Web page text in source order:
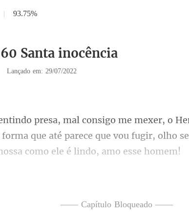
| 93.75%
Santa inocência
Lançado em: 29/07/2022
que até parece que vou fugir, olho se
cheia, preciso fa
—— Capítulo Bloqueado ——